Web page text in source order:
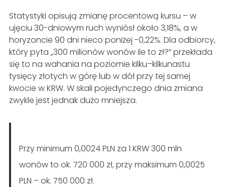
Statystyki opisują zmianę procentową kursu – w
ujęciu 30-dniowym ruch wyniósł około 3,18%, a w
horyzoncie 90 dni nieco poniżej -0,22%. Dla odbiorcy,
który pyta „300 milionów wonów ile to zł?” przekłada
się to na wahania na poziomie kilku–kilkunastu
tysięcy złotych w górę lub w dół przy tej samej
kwocie w KRW. W skali pojedynczego dnia zmiana
zwykle jest jednak dużo mniejsza.
Przy minimum 0,0024 PLN za 1 KRW 300 mln
wonów to ok. 720 000 zł, przy maksimum 0,0025
PLN – ok. 750 000 zł.